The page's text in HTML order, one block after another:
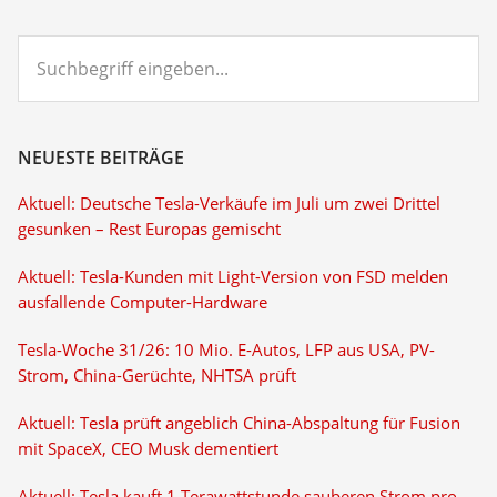
eingeben...
NEUESTE BEITRÄGE
Aktuell: Deutsche Tesla-Verkäufe im Juli um zwei Drittel
gesunken – Rest Europas gemischt
Aktuell: Tesla-Kunden mit Light-Version von FSD melden
ausfallende Computer-Hardware
Tesla-Woche 31/26: 10 Mio. E-Autos, LFP aus USA, PV-
Strom, China-Gerüchte, NHTSA prüft
Aktuell: Tesla prüft angeblich China-Abspaltung für Fusion
mit SpaceX, CEO Musk dementiert